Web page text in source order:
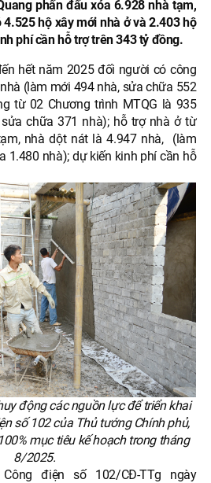
phấn đấu xóa 6.928 nhà tạm,
hộ xây mới nhà ở và 2.403 hộ
phí cần hỗ trợ trên 343 tỷ đồng.
hết năm 2025 đối người có công
(làm mới 494 nhà, sửa chữa 552
từ 02 Chương trình MTQG là 935
chữa 371 nhà); hỗ trợ nhà ở từ
nhà dột nát là 4.947 nhà, (làm
1.480 nhà); dự kiến kinh phí cần hỗ
động các nguồn lực để triển khai
số 102 của Thủ tướng Chính phủ,
mục tiêu kế hoạch trong tháng
8/2025.
điện số 102/CĐ-TTg ngày